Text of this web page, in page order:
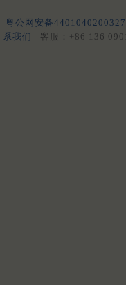
粤公网安备
系我们
客服：+86 136